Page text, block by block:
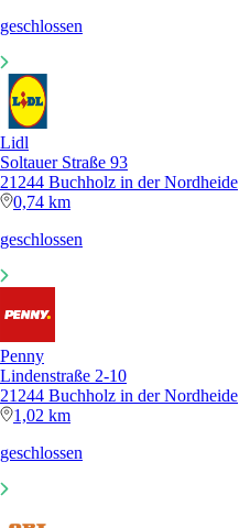
geschlossen
Lidl
Soltauer Straße 93
21244 Buchholz in der Nordheide
0,74 km
geschlossen
Penny
Lindenstraße 2-10
21244 Buchholz in der Nordheide
1,02 km
geschlossen